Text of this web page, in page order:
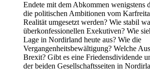
Endete mit dem Abkommen wenigstens
die politischen Ambitionen vom
Realität umgesetzt werden? Wie stabil
überkonfessionellen Exekutiven? Wie
Lage in Nordirland heute aus? Wie die
Vergangenheitsbewältigung? Welche
Brexit? Gibt es eine Friedensdividende
der beiden Gesellschaftsseiten in